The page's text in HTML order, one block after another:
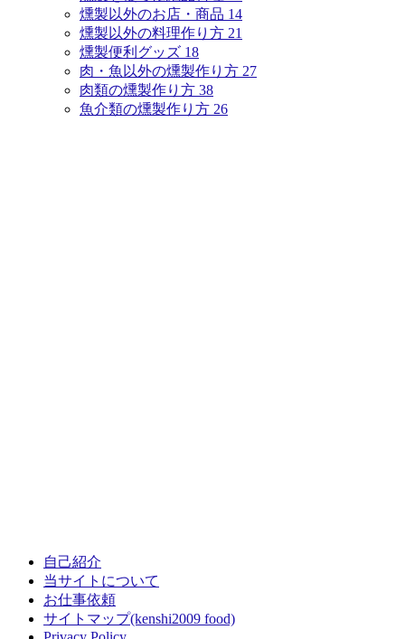
燻製以外のお店・商品 14
燻製以外の料理作り方 21
燻製便利グッズ 18
肉・魚以外の燻製作り方 27
肉類の燻製作り方 38
魚介類の燻製作り方 26
自己紹介
当サイトについて
お仕事依頼
サイトマップ(kenshi2009 food)